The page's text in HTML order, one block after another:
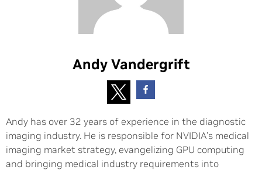
Andy Vandergrift
Andy has over 32 years of experience in the diagnostic
imaging industry. He is responsible for NVIDIA’s medical
imaging market strategy, evangelizing GPU computing
and bringing medical industry requirements into